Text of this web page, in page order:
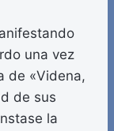
una vez
de «Videna,
de sus
la